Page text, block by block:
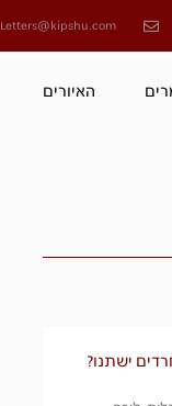
Letters@kipshu.com
האיורים
ישתנו?